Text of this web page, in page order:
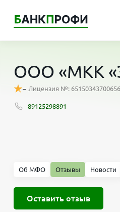
ООО «МКК
– Лицензия №:
89125298891
Об МФО Отзывы Новости
Оставить отзыв